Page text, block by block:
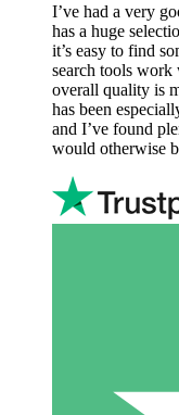
I’ve had a very
has a huge
it’s easy to find
search tools work
overall quality is
has been
and I’ve found
would otherwise